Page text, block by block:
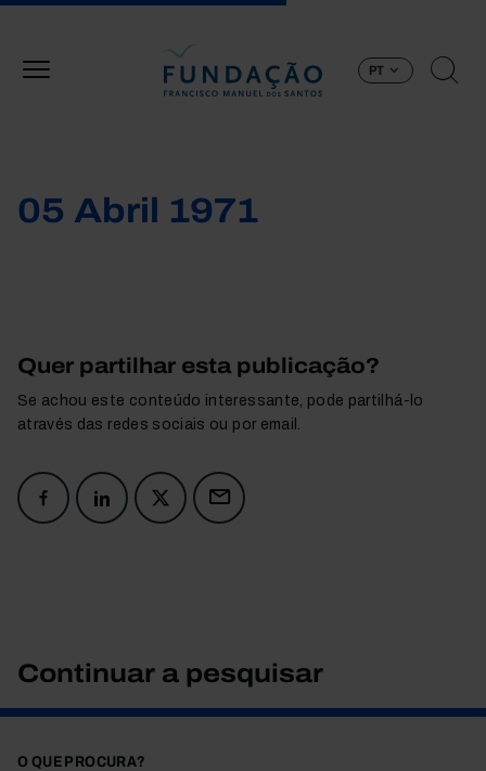
PT
05 Abril 1971
Quer partilhar esta publicação?
Se achou este conteúdo interessante, pode partilhá-lo
através das redes sociais ou por email.
Continuar a pesquisar
O QUE PROCURA?